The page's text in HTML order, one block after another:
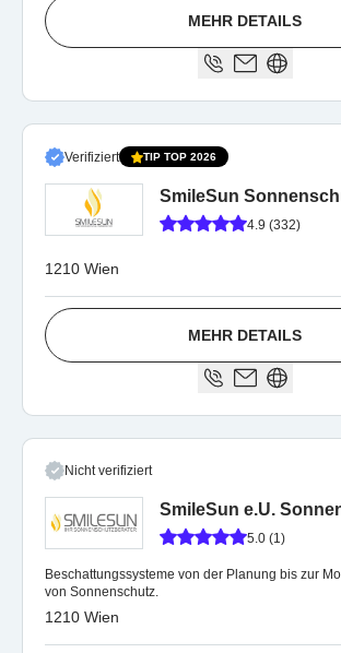
MEHR DETAILS
Verifiziert TIP TOP 2026
SmileSun
4.9 (332)
1210 Wien
MEHR DETAILS
Nicht verifiziert
SmileSun e.U.
5.0 (1)
Beschattungssysteme von der Planung bis zur
von Sonnenschutz.
1210 Wien